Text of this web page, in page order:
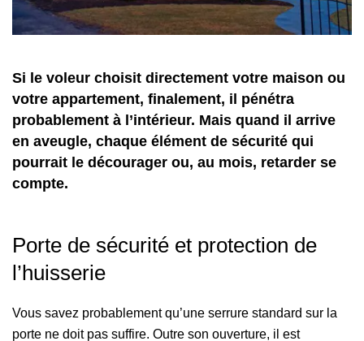
Si le voleur choisit directement votre maison ou
votre appartement, finalement, il pénétra
probablement à l’intérieur. Mais quand il arrive
en aveugle, chaque élément de sécurité qui
pourrait le décourager ou, au mois, retarder se
compte.
Porte de sécurité et protection de
l’huisserie
Vous savez probablement qu’une serrure standard sur la
porte ne doit pas suffire. Outre son ouverture, il est